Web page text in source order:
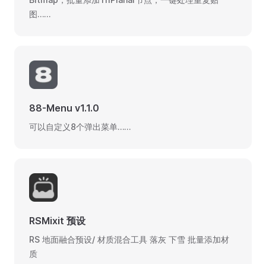
图……
88-Menu v1.1.0
可以自定义8个弹出菜单……
RSMixit 预设
RS 地面融合预设/ 材质混合工具 落灰 下雪 批量添加材
质